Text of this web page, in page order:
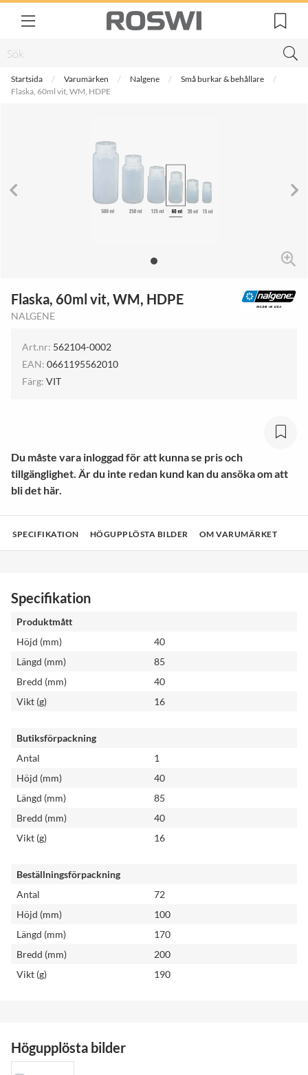
Startsida Varumärken Nalgene
Små burkar & behållare
Flaska, 60ml vit, WM, HDPE
Flaska, 60ml vit, WM, HDPE
NALGENE
Art.nr: 562104-0002
EAN: 0661195562010
Färg: VIT
Du måste vara inloggad för att kunna se pris och
tillgänglighet. Är du inte redan kund kan du ansöka om att
bli det här.
SPECIFIKATION HÖGUPPLÖSTA BILDER OM VARUMÄRKET
Specifikation
Produktmått
Höjd (mm)
40
Längd (mm)
85
Bredd (mm)
40
Vikt (g)
16
Butiksförpackning
Antal
1
Höjd (mm)
40
Längd (mm)
85
Bredd (mm)
40
Vikt (g)
16
Beställningsförpackning
Antal
72
Höjd (mm)
100
Längd (mm)
170
Bredd (mm)
200
Vikt (g)
190
Högupplösta bilder